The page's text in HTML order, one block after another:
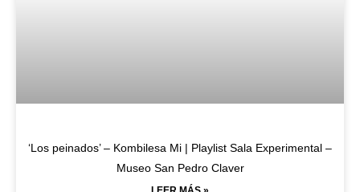
‘Los peinados’ – Kombilesa Mi | Playlist Sala Experimental –
Museo San Pedro Claver